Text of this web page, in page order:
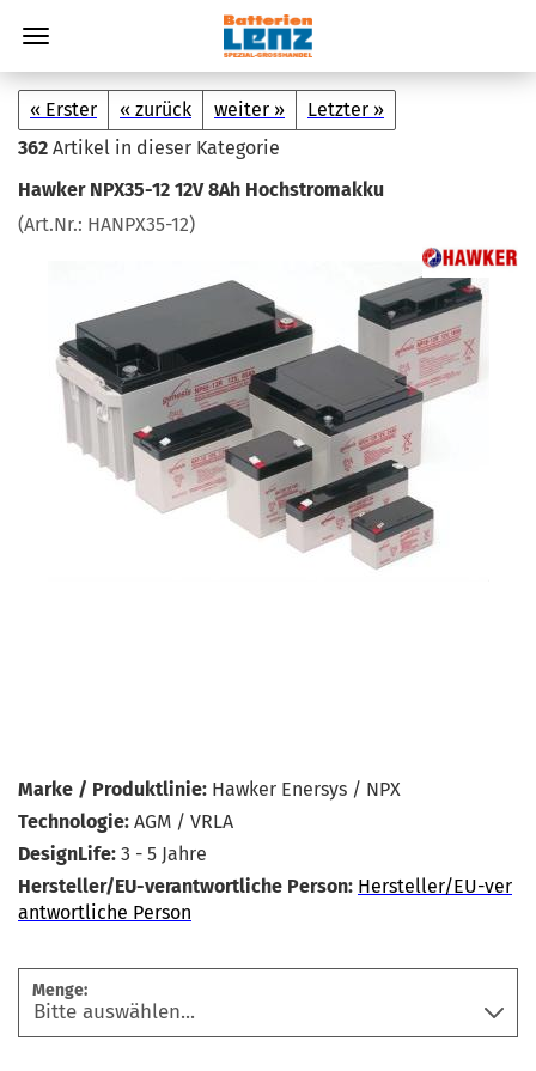
« Erster « zurück weiter »
Letzter »
362 Artikel in dieser Kategorie
Hawker NPX35-​12 12V 8Ah Hoch­strom­ak­ku
(Art.Nr.: HANPX35-​12)
Marke / Produktlinie: Hawker Enersys / NPX
Technologie: AGM / VRLA
DesignLife: 3 - 5 Jahre
Hersteller/EU-verantwortliche Person: Hersteller/EU-ver
antwortliche Person
Menge: